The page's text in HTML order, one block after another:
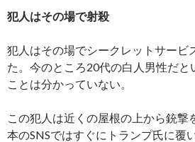
犯人はその場で射殺
犯人はその場でシークレットサービ
た。今のところ20代の白人男性だ
ことは分かっていない。
この犯人は近くの屋根の上から銃撃
本のSNSではすぐにトランプ氏に覆